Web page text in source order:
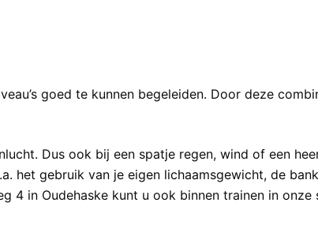
goed te kunnen begeleiden. Door deze
Dus ook bij een spatje regen, wind of een
het gebruik van je eigen lichaamsgewicht, de
4 in Oudehaske kunt u ook binnen trainen in onze